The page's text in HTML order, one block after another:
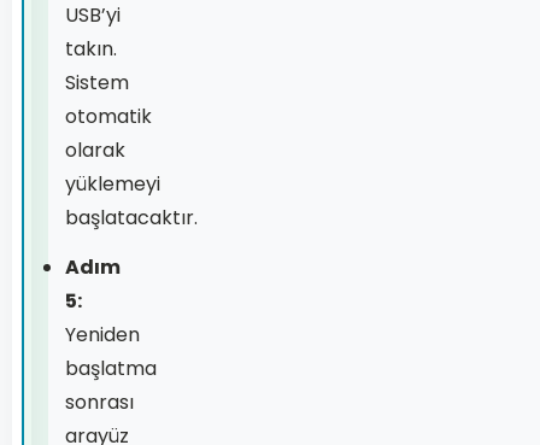
USB’yi
takın.
Sistem
otomatik
olarak
yüklemeyi
başlatacaktır.
Adım
5:
Yeniden
başlatma
sonrası
arayüz